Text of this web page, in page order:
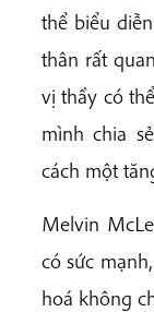
thể biểu
thân rất
vị thầy có
mình chia
cách một
Melvin
có sức
hoá không